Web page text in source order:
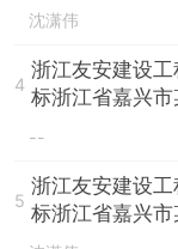
沈潇伟
4
浙江友安建设
标浙江省嘉兴
--
5
浙江友安建设
标浙江省嘉兴